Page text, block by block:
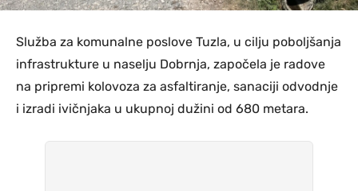
Služba za komunalne poslove Tuzla, u cilju poboljšanja
infrastrukture u naselju Dobrnja, započela je radove
na pripremi kolovoza za asfaltiranje, sanaciji odvodnje
i izradi ivičnjaka u ukupnoj dužini od 680 metara.